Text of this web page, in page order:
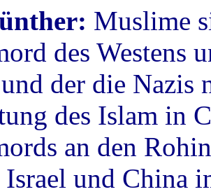
Muslime
des Westens
der die Nazis
des Islam in
an den
Israel und China